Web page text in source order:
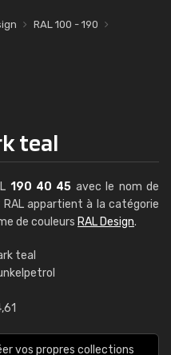
RAL 100 - 190
teal
190 40 45 avec le nom de
appartient à la catégorie
de couleurs RAL Design.
teal
vos propres collections